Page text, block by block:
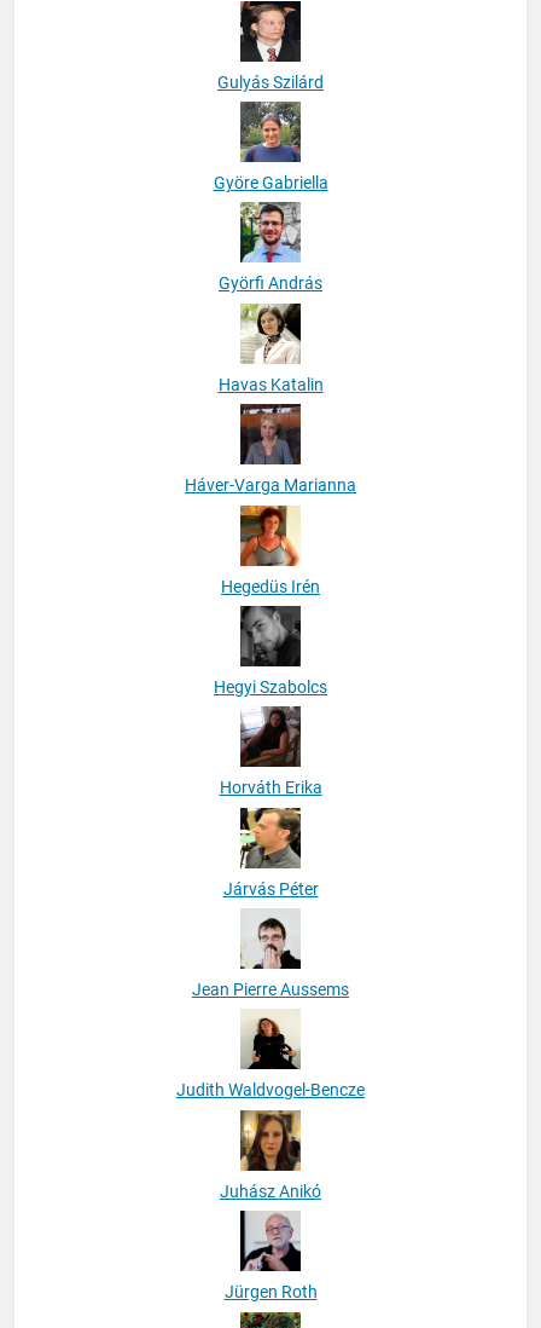
Gulyás Szilárd
Györe Gabriella
Györfi András
Havas Katalin
Háver-Varga Marianna
Hegedüs Irén
Hegyi Szabolcs
Horváth Erika
Járvás Péter
Jean Pierre Aussems
Judith Waldvogel-Bencze
Juhász Anikó
Jürgen Roth